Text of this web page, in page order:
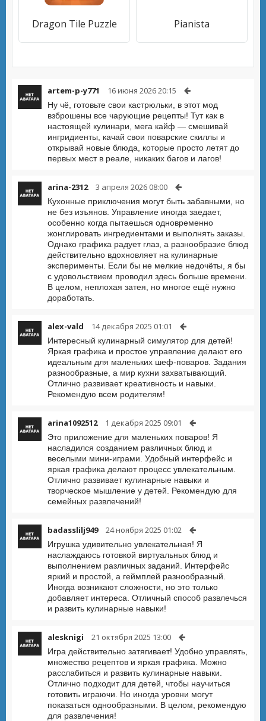
Dragon Tile Puzzle Pianista
artem-p-y771 16 июня 2026 20:15
Ну чё, готовьте свои кастрюльки, в этот мод
взброшены все чарующие рецепты! Тут как в
настоящей кулинари, мега кайф — смешивай
ингридиенты, качай свои поварские скиллы и
открывай новые блюда, которые просто летят до
первых мест в реале, никаких багов и лагов!
arina-2312 3 апреля 2026 08:00
Кухонные приключения могут быть забавными, но
не без изъянов. Управление иногда заедает,
особенно когда пытаешься одновременно
жонглировать ингредиентами и выполнять заказы.
Однако графика радует глаз, а разнообразие блюд
действительно вдохновляет на кулинарные
эксперименты. Если бы не мелкие недочёты, я бы
с удовольствием проводил здесь больше времени.
В целом, неплохая затея, но многое ещё нужно
доработать.
alex-vald 14 декабря 2025 01:01
Интересный кулинарный симулятор для детей!
Яркая графика и простое управление делают его
идеальным для маленьких шеф-поваров. Задания
разнообразные, а мир кухни захватывающий.
Отлично развивает креативность и навыки.
Рекомендую всем родителям!
arina1092512 1 декабря 2025 09:01
Это приложение для маленьких поваров! Я
насладился созданием различных блюд и
веселыми мини-играми. Удобный интерфейс и
яркая графика делают процесс увлекательным.
Отлично развивает кулинарные навыки и
творческое мышление у детей. Рекомендую для
семейных развлечений!
badasslilj949 24 ноября 2025 01:02
Игрушка удивительно увлекательная! Я
наслаждаюсь готовкой виртуальных блюд и
выполнением различных заданий. Интерфейс
яркий и простой, а геймплей разнообразный.
Иногда возникают сложности, но это только
добавляет интереса. Отличный способ развлечься
и развить кулинарные навыки!
alesknigi 21 октября 2025 13:00
Игра действительно затягивает! Удобно управлять,
множество рецептов и яркая графика. Можно
расслабиться и развить кулинарные навыки.
Отлично подходит для детей, чтобы научиться
готовить играючи. Но иногда уровни могут
показаться однообразными. В целом, рекомендую
для развлечения!